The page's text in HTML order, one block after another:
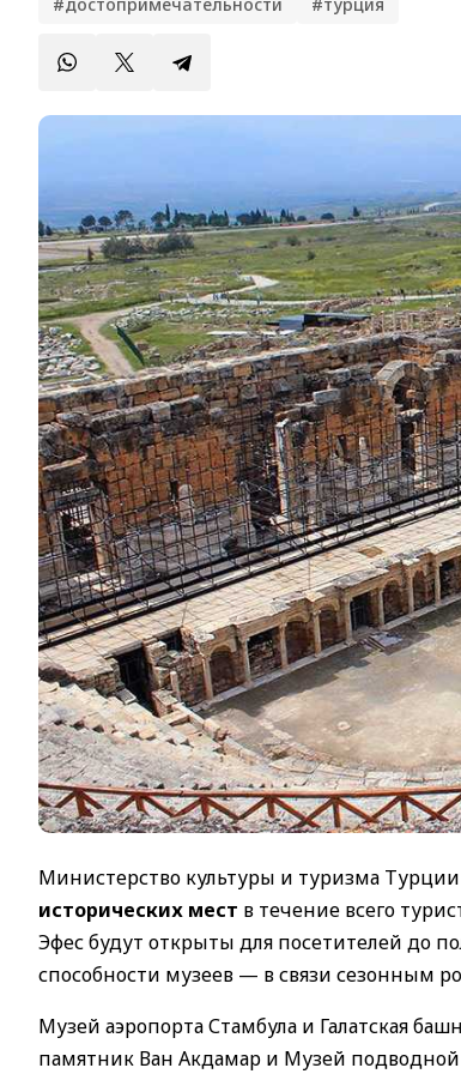
Министерство культуры и туризма
исторических мест в течение всего
Эфес будут открыты для посетителей до
способности музеев — в связи сезонным
Музей аэропорта Стамбула и Галатская
памятник Ван Акдамар и Музей